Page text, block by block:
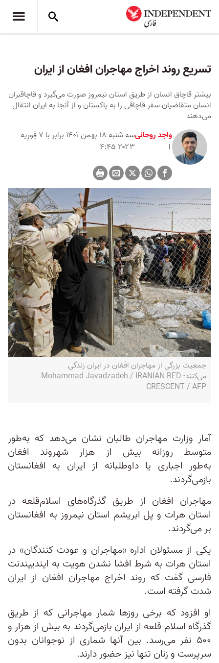
تسریع روند اخراج مهاجران افغان از ایران
بیشتر قاچاق انسان از طریق استان نیمروز صورت می‌گیرد و قاچاقبران
انسان متقاضیان سفر قاچاقی را به پاکستان و از آنجا به ایران انتقال
می‌دهند
واجد روحانی
سه شنبه ۱۸ بهمن ۱۴۰۱ برابر با ۷ فِورِیه
۲۰۲۳ ۴:۴۵
جمعیت بزرگی از مهاجران افغان در ایران زندگی
می‌کنند- Mohammad Javadzadeh / IRANIAN RED
CRESCENT / AFP
آمار وزارت مهاجران طالبان نشان می‌دهد که به‌طور
متوسط روزانه بیش از هزار شهروند افغان
به‌طور اجباری یا داوطلبانه از ایران به افغانستان
بازمی‌گردند.
مهاجران افغان از طریق گذرگاه‌های اسلام‌قلعه در
استان هرات و پل ابریشم استان نیمروز به افغانستان
بر می‌گردند.
یکی از مسئولان اداره «مهاجران و عودت کنندگان» در
استان هرات به شرط افشا نشدن هویت به ایندیپندنت
فارسی گفت که روند اخراج مهاجران افغان از ایران
شدت گرفته است.
او افزود که برخی روزها شمار مهاجرانی که از طریق
گذرگاه اسلام قلعه از ایران بازمی‌گردند به بیش از هزار و
۵۰۰ نفر می‌رسد. بین آنها شماری از نوجوانان بدون
سرپرست و زنان تنها نیز حضور دارند.